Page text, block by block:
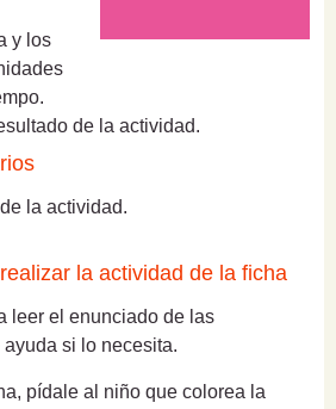
y los
de la actividad.
la actividad.
la actividad de la ficha
leer el enunciado de las
si lo necesita.
pídale al niño que colorea la